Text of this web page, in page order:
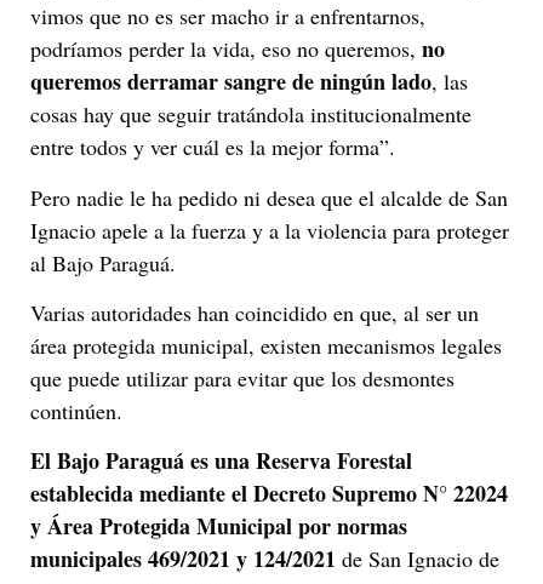
vimos que no es ser macho ir a enfrentarnos,
podríamos perder la vida, eso no queremos, no
queremos derramar sangre de ningún lado, las
cosas hay que seguir tratándola institucionalmente
entre todos y ver cuál es la mejor forma”.
Pero nadie le ha pedido ni desea que el alcalde de San
Ignacio apele a la fuerza y a la violencia para proteger
al Bajo Paraguá.
Varias autoridades han coincidido en que, al ser un
área protegida municipal, existen mecanismos legales
que puede utilizar para evitar que los desmontes
continúen.
El Bajo Paraguá es una Reserva Forestal
establecida mediante el Decreto Supremo N° 22024
y Área Protegida Municipalpor normas
municipales469/2021 y 124/2021 de San Ignacio de